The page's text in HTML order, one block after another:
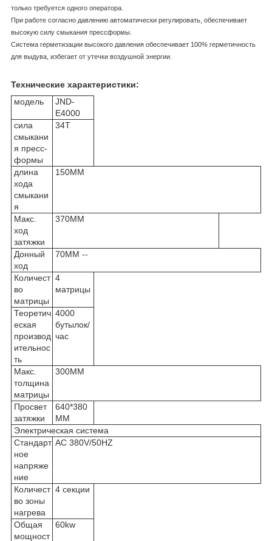
только требуется одного оператора.
При работе согласно давлению автоматически регулировать, обеспечивает
высокую силу смыкания прессформы.
Система герметизации высокого давления обеспечивает 100% герметичность
для выдува, избегает от утечки воздушной энергии.
Технические характеристики:
модель
JND-
E4000
сила
смыкани
я пресс-
формы
34T
длина
хода
смыкани
я
150MM
Макс.
ход
затяжки
370MM
Донный
ход
70MM --
Количест
во
матрицы
4
матрицы
Теоретич
еская
производ
ительнос
ть
4000
бутылок/
час
Макс.
толщина
матрицы
300MM
Просвет
затяжки
640*380
MM
Электрическая система
Стандарт
ное
напряже
ние
AC 380V/50HZ
Количест
во зоны
нагрева
4 секции
Общая
мощност
60kw